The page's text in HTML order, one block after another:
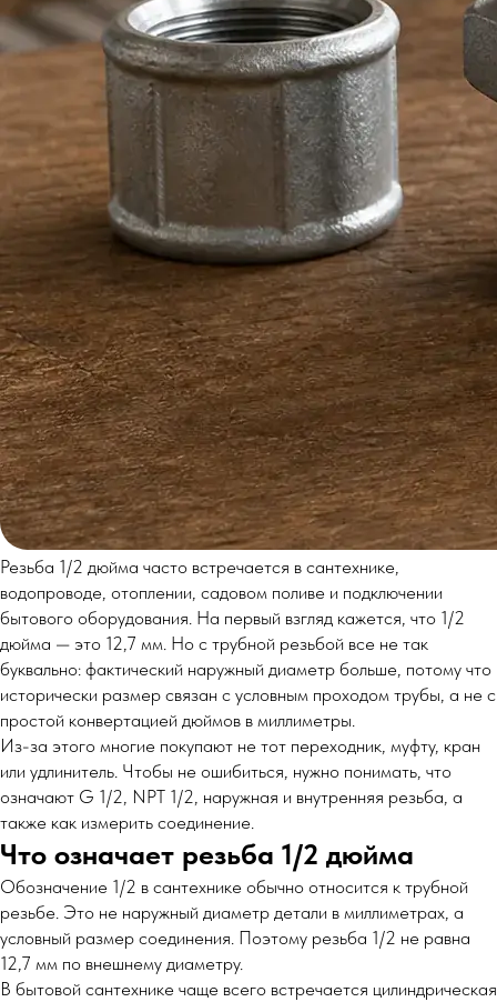
Резьба 1/2 дюйма часто встречается в сантехнике,
водопроводе, отоплении, садовом поливе и подключении
бытового оборудования. На первый взгляд кажется, что 1/2
дюйма — это 12,7 мм. Но с трубной резьбой все не так
буквально: фактический наружный диаметр больше, потому что
исторически размер связан с условным проходом трубы, а не с
простой конвертацией дюймов в миллиметры.
Из-за этого многие покупают не тот переходник, муфту, кран
или удлинитель. Чтобы не ошибиться, нужно понимать, что
означают G 1/2, NPT 1/2, наружная и внутренняя резьба, а
также как измерить соединение.
Что означает резьба 1/2 дюйма
Обозначение 1/2 в сантехнике обычно относится к трубной
резьбе. Это не наружный диаметр детали в миллиметрах, а
условный размер соединения. Поэтому резьба 1/2 не равна
12,7 мм по внешнему диаметру.
В бытовой сантехнике чаще всего встречается цилиндрическая